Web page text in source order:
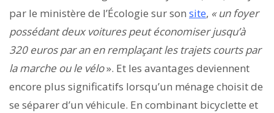
par le ministère de l’Écologie sur son site, « un foyer
possédant deux voitures peut économiser jusqu’à
320 euros par an en remplaçant les trajets courts par
la marche ou le vélo». Et les avantages deviennent
encore plus significatifs lorsqu’un ménage choisit de
se séparer d’un véhicule. En combinant bicyclette et